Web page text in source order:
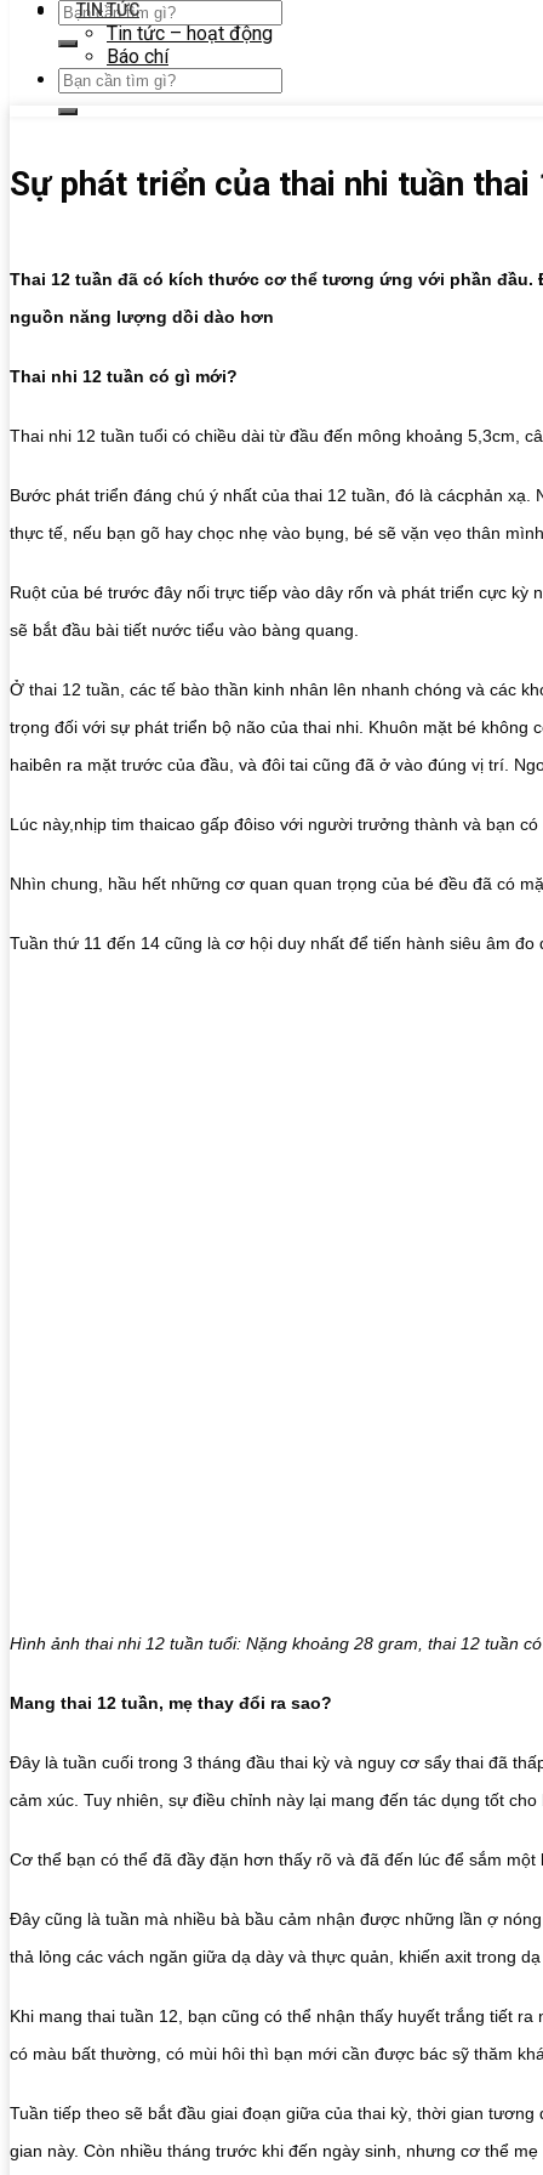
TIN TỨC
Tin tức – hoạt động
Báo chí
Sự phát triển của thai nhi tuần
Thai 12 tuần đã có kích thước cơ thể tương ứng với phần
nguồn năng lượng dồi dào hơn
Thai nhi 12 tuần có gì mới?
Thai nhi 12 tuần tuổi có chiều dài từ đầu đến mông khoảng 5,3cm,
Bước phát triển đáng chú ý nhất của thai 12 tuần, đó là cácphản
thực tế, nếu bạn gõ hay chọc nhẹ vào bụng, bé sẽ vặn vẹo thân
Ruột của bé trước đây nối trực tiếp vào dây rốn và phát triển cực kỳ
sẽ bắt đầu bài tiết nước tiểu vào bàng quang.
Ở thai 12 tuần, các tế bào thần kinh nhân lên nhanh chóng và các
trọng đối với sự phát triển bộ não của thai nhi. Khuôn mặt bé
haibên ra mặt trước của đầu, và đôi tai cũng đã ở vào đúng vị trí.
Lúc này,nhịp tim thaicao gấp đôiso với người trưởng thành và bạn
Nhìn chung, hầu hết những cơ quan quan trọng của bé đều đã có
Tuần thứ 11 đến 14 cũng là cơ hội duy nhất để tiến hành siêu âm
Hình ảnh thai nhi 12 tuần tuổi: Nặng khoảng 28 gram, thai 12 tuần
Mang thai 12 tuần, mẹ thay đổi ra sao?
Đây là tuần cuối trong 3 tháng đầu thai kỳ và nguy cơ sẩy thai đã
cảm xúc. Tuy nhiên, sự điều chỉnh này lại mang đến tác dụng tốt
Cơ thể bạn có thể đã đầy đặn hơn thấy rõ và đã đến lúc để sắm
Đây cũng là tuần mà nhiều bà bầu cảm nhận được những lần ợ
thả lỏng các vách ngăn giữa dạ dày và thực quản, khiến axit trong
Khi mang thai tuần 12, bạn cũng có thể nhận thấy huyết trắng tiết
có màu bất thường, có mùi hôi thì bạn mới cần được bác sỹ thăm
Tuần tiếp theo sẽ bắt đầu giai đoạn giữa của thai kỳ, thời gian
gian này. Còn nhiều tháng trước khi đến ngày sinh, nhưng cơ thể